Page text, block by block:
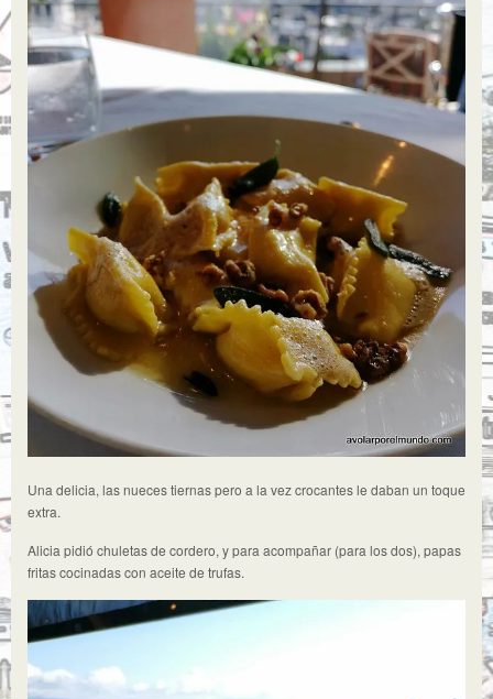
Una delicia, las nueces tiernas pero a la vez crocantes le daban un toque
extra.
Alicia pidió chuletas de cordero, y para acompañar (para los dos), papas
fritas cocinadas con aceite de trufas.